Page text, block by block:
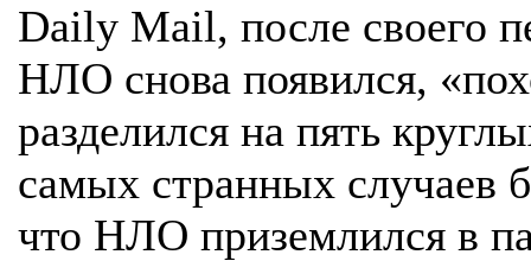
Daily Mail, после своего
НЛО снова появился,
разделился на пять
самых странных случаев
что НЛО приземлился в